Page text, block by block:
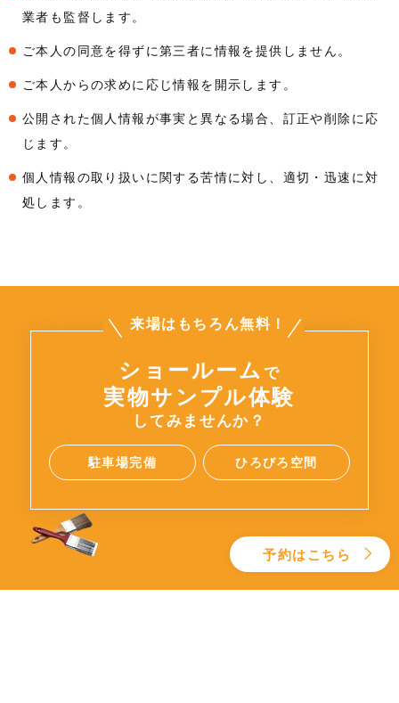
業者も監督します。
ご本人の同意を得ずに第三者に情報を提供しません。
ご本人からの求めに応じ情報を開示します。
公開された個人情報が事実と異なる場合、訂正や削除に応
じます。
個人情報の取り扱いに関する苦情に対し、適切・迅速に対
処します。
来場はもちろん無料！
ショールーム で
実物サンプル体験
してみませんか？
駐車場完備 ひろびろ空間
予約はこちら